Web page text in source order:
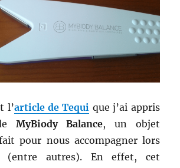
l’article de Tequi que j’ai appris
MyBiody Balance, un objet
pour nous accompagner lors
(entre autres). En effet, cet